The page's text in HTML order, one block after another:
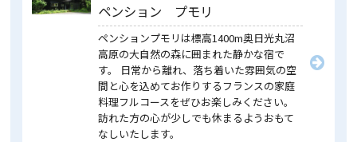
ペンション プモリ
ペンションプモリは標高1400m奥日光丸沼
高原の大自然の森に囲まれた静かな宿で
す。 日常から離れ、落ち着いた雰囲気の空
間と心を込めてお作りするフランスの家庭
料理フルコースをぜひお楽しみください。
訪れた方の心が少しでも休まるようおもて
なしいたします。